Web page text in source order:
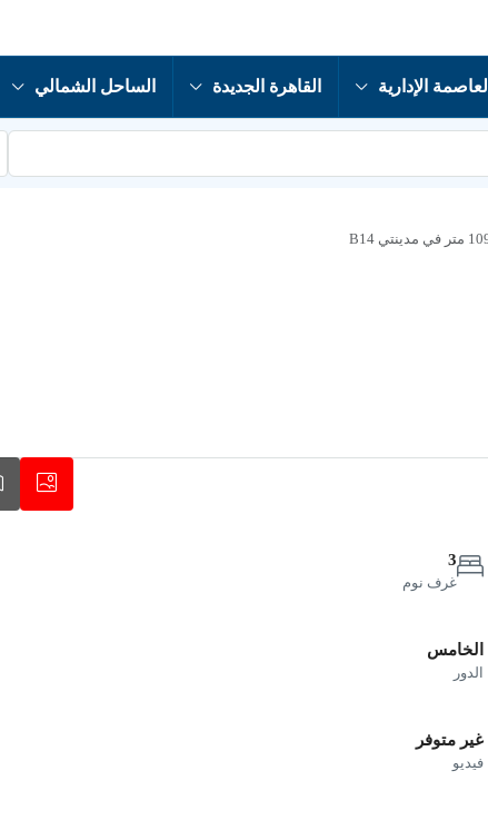
العاصمة الإدارية القاهرة الجديدة الساحل الشمالي
3
غرف نوم
الخامس
الدور
غير متوفر
فيديو